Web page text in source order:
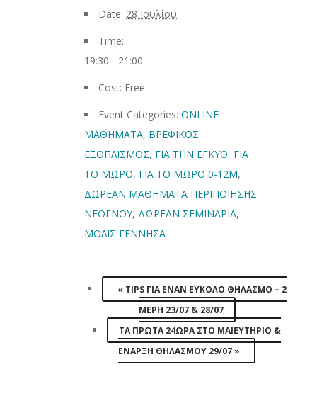
Date: 28 Ιουλίου
Time:
19:30 - 21:00
Cost: Free
Event Categories: ONLINE
ΜΑΘΗΜΑΤΑ, ΒΡΕΦΙΚΟΣ
ΕΞΟΠΛΙΣΜΟΣ, ΓΙΑ ΤΗΝ ΕΓΚΥΟ, ΓΙΑ
ΤΟ ΜΩΡΟ, ΓΙΑ ΤΟ ΜΩΡΟ 0-12Μ,
ΔΩΡΕΑΝ ΜΑΘΗΜΑΤΑ ΠΕΡΙΠΟΙΗΣΗΣ
ΝΕΟΓΝΟΥ, ΔΩΡΕΑΝ ΣΕΜΙΝΑΡΙΑ,
ΜΟΛΙΣ ΓΕΝΝΗΣΑ
«TIPS ΓΙΑ ΕΝΑΝ ΕΥΚΟΛΟ ΘΗΛΑΣΜΟ – 2
ΜΈΡΗ 23/07 & 28/07
ΤΑ ΠΡΩΤΑ 24ΩΡΑ ΣΤΟ ΜΑΙΕΥΤΗΡΙΟ &
ΕΝΑΡΞΗ ΘΗΛΑΣΜΟΥ 29/07»